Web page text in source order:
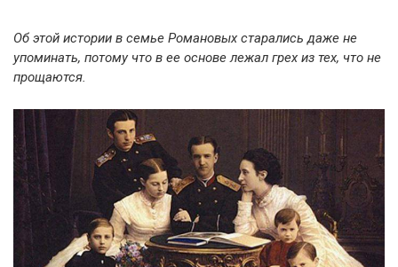
Об этой истории в семье Романовых старались даже не
упоминать, потому что в ее основе лежал грех из тех, что не
прощаются.